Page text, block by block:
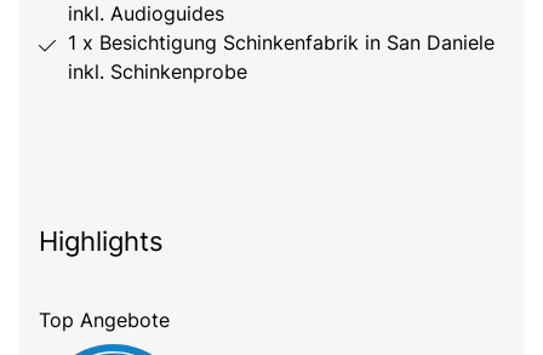
inkl. Audioguides
1 x Besichtigung Schinkenfabrik in San Daniele
inkl. Schinkenprobe
Highlights
Top Angebote